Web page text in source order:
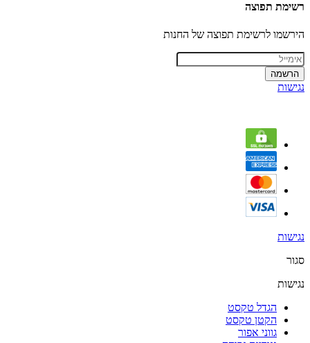
רשימת תפוצה
הירשמו לרשימת תפוצה של החנות
הרשמה
נגישות
נגישות
סגור
נגישות
הגדל טקסט
הקטן טקסט
גווני אפור